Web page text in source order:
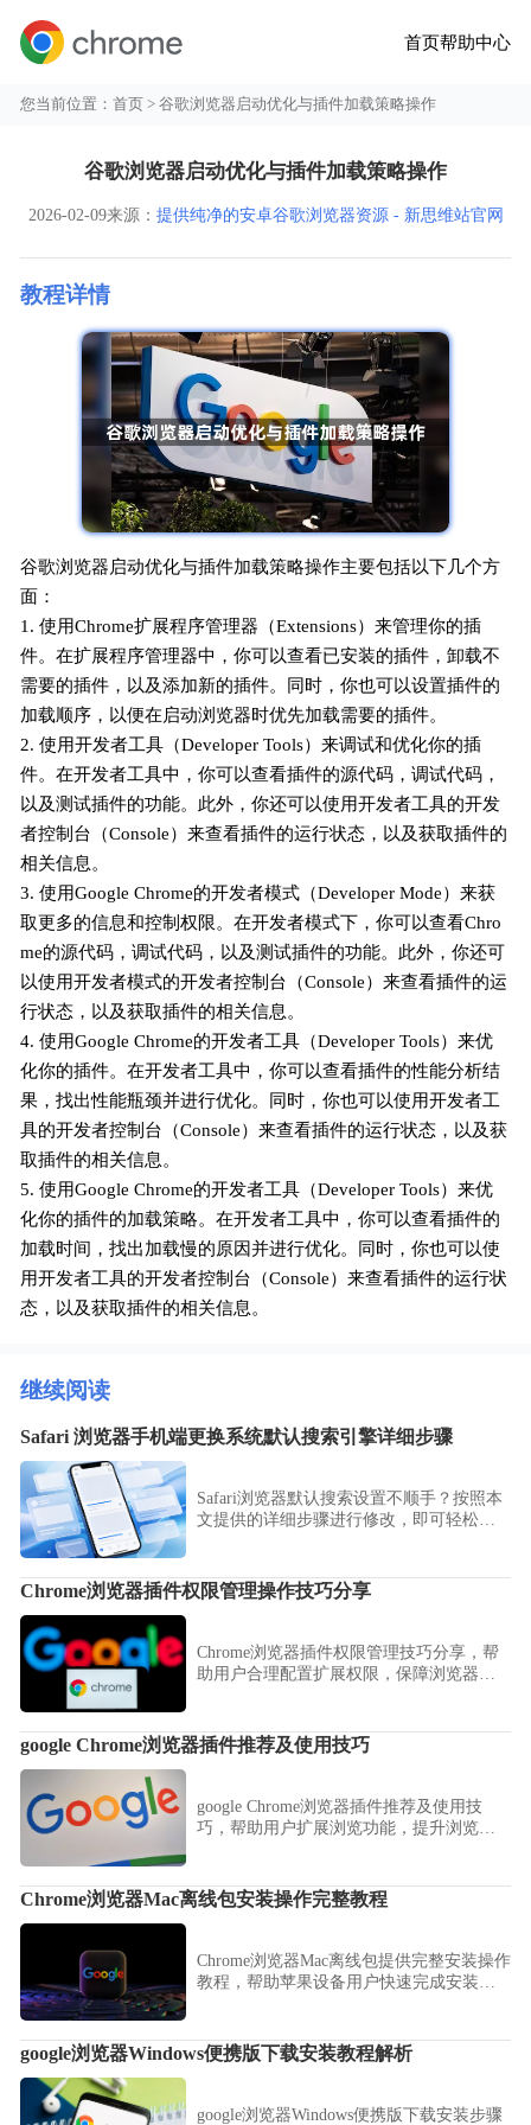
首页帮助中心
您当前位置：首页 > 谷歌浏览器启动优化与插件加载策略操作
谷歌浏览器启动优化与插件加载策略操作
2026-02-09来源： 提供纯净的安卓谷歌浏览器资源 - 新思维站官网
教程详情
谷歌浏览器启动优化与插件加载策略操作主要包括以下几个方
面：
1. 使用Chrome扩展程序管理器（Extensions）来管理你的插
件。在扩展程序管理器中，你可以查看已安装的插件，卸载不
需要的插件，以及添加新的插件。同时，你也可以设置插件的
加载顺序，以便在启动浏览器时优先加载需要的插件。
2. 使用开发者工具（Developer Tools）来调试和优化你的插
件。在开发者工具中，你可以查看插件的源代码，调试代码，
以及测试插件的功能。此外，你还可以使用开发者工具的开发
者控制台（Console）来查看插件的运行状态，以及获取插件的
相关信息。
3. 使用Google Chrome的开发者模式（Developer Mode）来获
取更多的信息和控制权限。在开发者模式下，你可以查看Chro
me的源代码，调试代码，以及测试插件的功能。此外，你还可
以使用开发者模式的开发者控制台（Console）来查看插件的运
行状态，以及获取插件的相关信息。
4. 使用Google Chrome的开发者工具（Developer Tools）来优
化你的插件。在开发者工具中，你可以查看插件的性能分析结
果，找出性能瓶颈并进行优化。同时，你也可以使用开发者工
具的开发者控制台（Console）来查看插件的运行状态，以及获
取插件的相关信息。
5. 使用Google Chrome的开发者工具（Developer Tools）来优
化你的插件的加载策略。在开发者工具中，你可以查看插件的
加载时间，找出加载慢的原因并进行优化。同时，你也可以使
用开发者工具的开发者控制台（Console）来查看插件的运行状
态，以及获取插件的相关信息。
继续阅读
Safari 浏览器手机端更换系统默认搜索引擎详细步骤
Safari浏览器默认搜索设置不顺手？按照本
文提供的详细步骤进行修改，即可轻松切
Chrome浏览器插件权限管理操作技巧分享
Chrome浏览器插件权限管理技巧分享，帮
助用户合理配置扩展权限，保障浏览器使
google Chrome浏览器插件推荐及使用技巧
google Chrome浏览器插件推荐及使用技
巧，帮助用户扩展浏览功能，提升浏览器
Chrome浏览器Mac离线包安装操作完整教程
Chrome浏览器Mac离线包提供完整安装操作
教程，帮助苹果设备用户快速完成安装并
google浏览器Windows便携版下载安装教程解析
google浏览器Windows便携版下载安装步骤